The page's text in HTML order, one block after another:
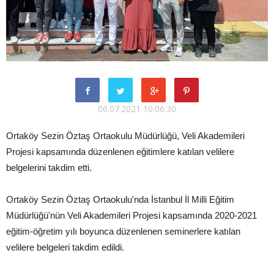
06.07.2021 10:06:30
Ortaköy Sezin Öztaş Ortaokulu Müdürlüğü, Veli Akademileri
Projesi kapsamında düzenlenen eğitimlere katılan velilere
belgelerini takdim etti.
Ortaköy Sezin Öztaş Ortaokulu'nda İstanbul İl Milli Eğitim
Müdürlüğü'nün Veli Akademileri Projesi kapsamında 2020-2021
eğitim-öğretim yılı boyunca düzenlenen seminerlere katılan
velilere belgeleri takdim edildi.